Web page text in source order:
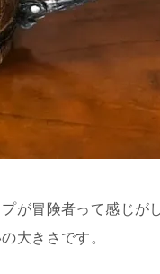
が冒険者って感じが
大きさです。